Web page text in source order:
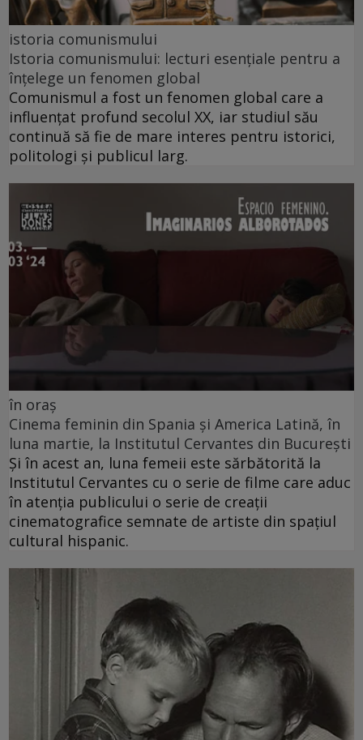
istoria comunismului
Istoria comunismului: lecturi esențiale pentru a
înțelege un fenomen global
Comunismul a fost un fenomen global care a
influențat profund secolul XX, iar studiul său
continuă să fie de mare interes pentru istorici,
politologi și publicul larg.
în oraș
Cinema feminin din Spania și America Latină, în
luna martie, la Institutul Cervantes din București
Și în acest an, luna femeii este sărbătorită la
Institutul Cervantes cu o serie de filme care aduc
în atenția publicului o serie de creații
cinematografice semnate de artiste din spațiul
cultural hispanic.